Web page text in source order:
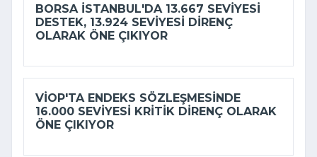
BORSA İSTANBUL'DA 13.667 SEVIYESI
DESTEK, 13.924 SEVIYESI DIRENÇ
OLARAK ÖNE ÇIKIYOR
VİOP'TA ENDEKS SÖZLEŞMESINDE
16.000 SEVIYESI KRITIK DIRENÇ OLARAK
ÖNE ÇIKIYOR